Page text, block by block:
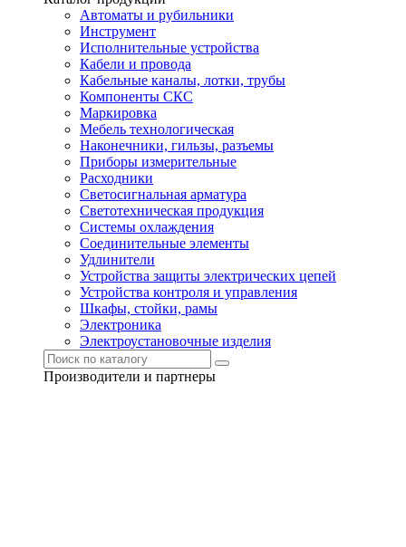
Автоматы и рубильники
Инструмент
Исполнительные устройства
Кабели и провода
Кабельные каналы, лотки, трубы
Компоненты СКС
Маркировка
Мебель технологическая
Наконечники, гильзы, разъемы
Приборы измерительные
Расходники
Светосигнальная арматура
Светотехническая продукция
Системы охлаждения
Соединительные элементы
Удлинители
Устройства защиты электрических цепей
Устройства контроля и управления
Шкафы, стойки, рамы
Электроника
Электроустановочные изделия
Производители и партнеры